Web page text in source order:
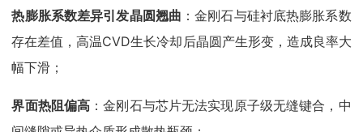
热膨胀系数差异引发晶圆翘曲 ：金刚石与硅衬底热膨胀系数
存在差值，高温CVD生长冷却后晶圆产生形变，造成良率大
幅下滑；
界面热阻偏高 ：金刚石与芯片无法实现原子级无缝键合，中